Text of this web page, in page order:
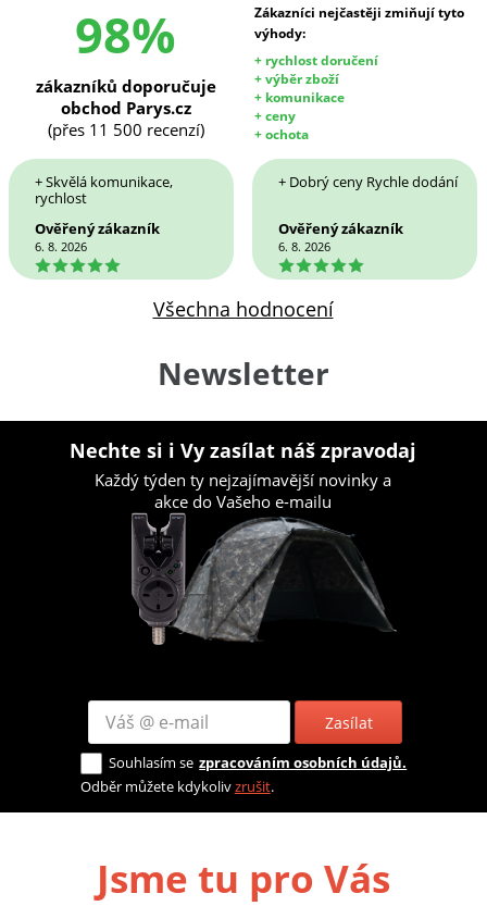
98%
Zákazníci nejčastěji zmiňují tyto
výhody:
+ rychlost doručení
+ výběr zboží
+ komunikace
+ ceny
+ ochota
zákazníků doporučuje
obchod Parys.cz
(přes 11 500 recenzí)
+ Skvělá komunikace,
rychlost
Ověřený zákazník
6. 8. 2026
5
+ Dobrý ceny Rychle dodání
Ověřený zákazník
6. 8. 2026
5
Všechna hodnocení
Newsletter
Nechte si i Vy zasílat náš zpravodaj
Každý týden ty nejzajímavější novinky a
akce do Vašeho e-mailu
Zasílat
Souhlasím se zpracováním osobních údajů.
Odběr můžete kdykolivzrušit.
Jsme tu pro Vás